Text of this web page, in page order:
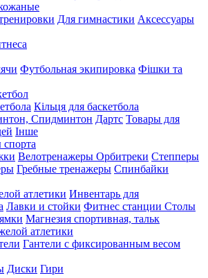
Для гимнастики Аксессуары
Футбольная экипировка Фішки та
Кільця для баскетбола
Спидминтон Дартс Товары для
Інше
Велотренажеры Орбитреки Степперы
Гребные тренажеры Спинбайки
атлетики Инвентарь для
Лавки и стойки Фитнес станции Столы
Магнезия спортивная, тальк
атлетики
Гантели с фиксированным весом
Диски Гири